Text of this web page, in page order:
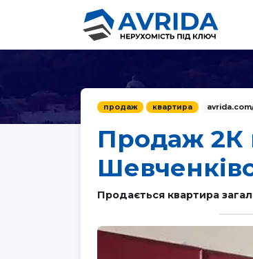
продаж квартира
Продаж 2К
Продається квартира